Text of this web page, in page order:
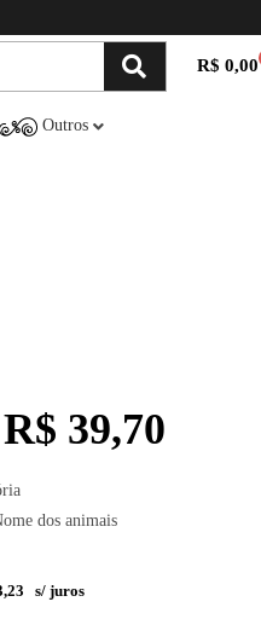
R$ 0,00
Outros
R$ 39,70
dos animais
s/ juros